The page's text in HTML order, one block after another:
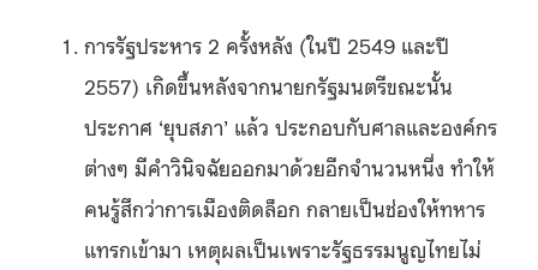
การรัฐประหาร 2 ครั้งหลัง (ในปี 2549 และปี
2557) เกิดขึ้นหลังจากนายกรัฐมนตรีขณะนั้น
ประกาศ ‘ยุบสภา’ แล้ว ประกอบกับศาลและองค์กร
ต่างๆ มีคำวินิจฉัยออกมาด้วยอีกจำนวนหนึ่ง ทำให้
คนรู้สึกว่าการเมืองติดล็อก กลายเป็นช่องให้ทหาร
แทรกเข้ามา เหตุผลเป็นเพราะรัฐธรรมนูญไทยไม่